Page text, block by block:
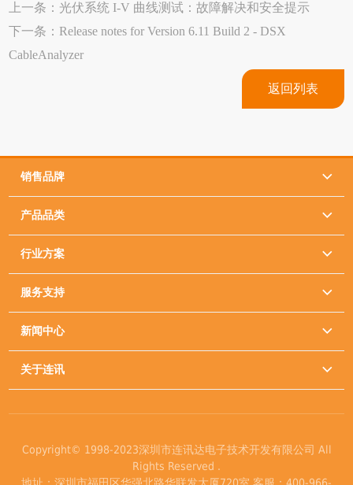
上一条： 光伏系统 I-V 曲线测试：故障解决和安全提示
下一条：Release notes for Version 6.11 Build 2 - DSX
CableAnalyzer
返回列表
销售品牌 
产品品类 
行业方案 
服务支持 
新闻中心 
关于连讯 
Copyright© 1998-2023深圳市连讯达电子技术开发有限公司 All
Rights Reserved .